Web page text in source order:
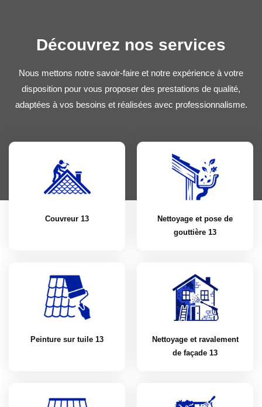
Découvrez nos services
Nous mettons notre savoir-faire et notre expérience à votre
disposition pour vous proposer des prestations de qualité,
adaptées à vos besoins et réalisées avec professionnalisme.
Couvreur 13
Nettoyage et pose de
gouttière 13
Peinture sur tuile 13
Nettoyage et ravalement
de façade 13